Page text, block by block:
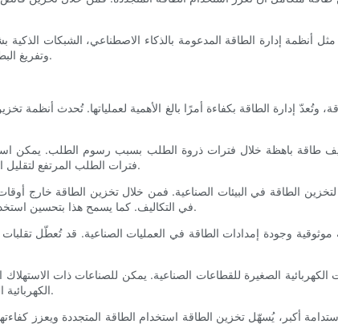
أنظمة إدارة الطاقة المدعومة بالذكاء الاصطناعي، الشبكات
وتفريغ البطاريات. تُعزز هذه الإدارة الذكية كفاءة الشبكة واستجابتها، مما يُمهد الطريق لمستقبل طاقة أكثر ذكاءً واستدامة.
وتُعدّ إدارة الطاقة بكفاءة أمرًا بالغ الأهمية لعملياتها. تُحدث
طاقة باهظة خلال فترات ذروة الطلب بسبب رسوم الطلب. يمكن
فترات الطلب المرتفع لتقليل استهلاك الطاقة. هذا لا يقلل فقط من رسوم الطلب، بل يُساعد أيضًا في تخفيف الضغط على الشبكة الكهربائية.
لتخزين الطاقة في البيئات الصناعية. فمن خلال تخزين الطاقة خارج
في التكاليف. كما يسمح هذا بتحسين استخدام مصادر الطاقة المتجددة، إذ يُمكن لتخزين الطاقة سد الفجوة بين التوليد المتقطع والطلب الصناعي المستمر.
وجودة إمدادات الطاقة في العمليات الصناعية. قد تُعطّل تقلبات
الصغيرة للقطاعات الصناعية. يمكن للصناعات ذات
الكهربائية الصغيرة بشكل مستقل عن الشبكة الرئيسية، مما يوفر أمنًا للطاقة ويُقلل الاعتماد على مصادر الطاقة الخارجية.
أكبر، يُسهّل تخزين الطاقة استخدام الطاقة المتجددة ويعزز